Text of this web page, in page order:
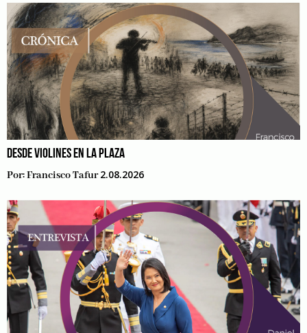
DESDE VIOLINES EN LA PLAZA
Por:Francisco Tafur 2.08.2026